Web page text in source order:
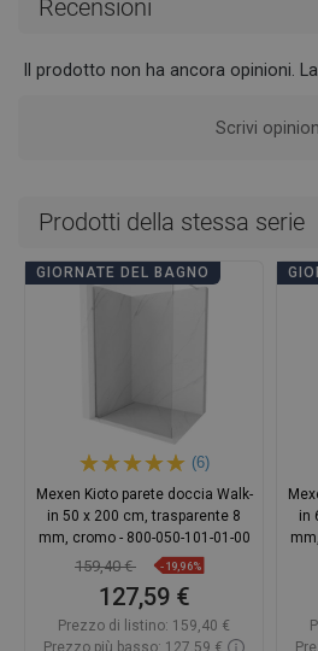
Recensioni
Il prodotto non ha ancora opinioni.
Scrivi
Prodotti della stessa serie
GIORNATE DEL BAGNO
(6)
Mexen Kioto parete doccia Walk-
in 50 x 200 cm, trasparente 8
mm, cromo - 800-050-101-01-00
159,40 € -19,96%
127,59 €
Prezzo di listino: 159,40 €
Prezzo più basso: 127,59 €
in